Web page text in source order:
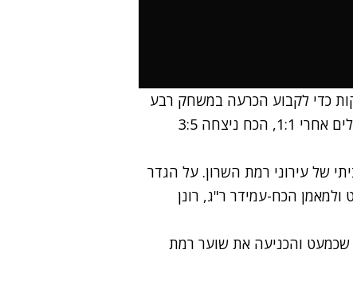
רמת השרון והכח-עמידר רמת גן לא הספיקו 120 דקות כדי לקבוע הכרעה במשחק רבע
גמר גביע הטוטו ביניהן היום (שישי), ורק בתום דו-קרב פנדלים אחרי 1:1, הכח ניצחה 3:5
באצטדיונה הביתי של עירוני רמת השרון. על הגדר
ולמאמן הכח-עמידר ר"ג, רונן
מ-25 מטר בעיטה חזקה שכמעט והכניעה את שוער רמת